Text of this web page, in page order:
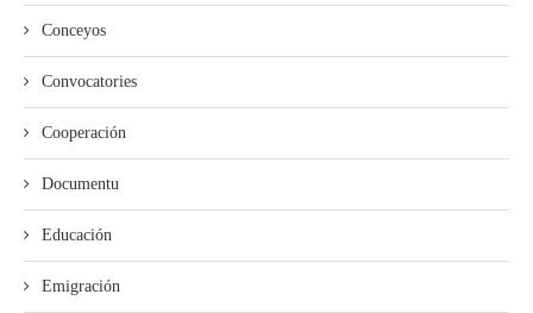
Conceyos
Convocatories
Cooperación
Documentu
Educación
Emigración